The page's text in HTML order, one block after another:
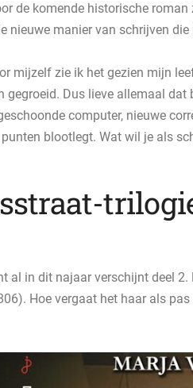
de komende historische
nieuwe manier van schrijven
mijzelf zie ik het gezien mijn
Dus lieve allemaal
computer, nieuwe
blootlegt. Wat wil je als
al in dit najaar verschijnt deel
Hoe vergaat het haar als